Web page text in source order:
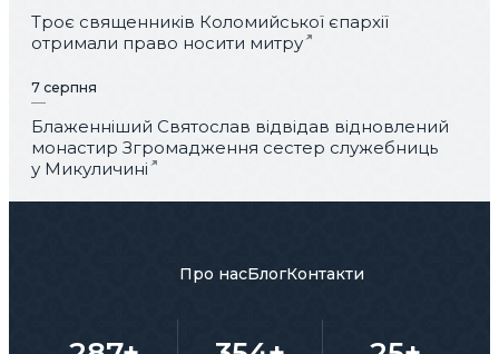
Троє священників Коломийської єпархії
отримали право носити митру
7 серпня
Блаженніший Святослав відвідав відновлений
монастир Згромадження сестер служебниць
у Микуличині
Про насБлогКонтакти